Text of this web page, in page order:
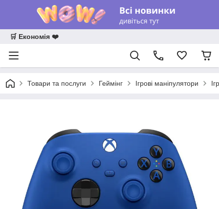
🛒 Економія ❤️
Товари та послуги Геймінг Ігрові маніпулятори